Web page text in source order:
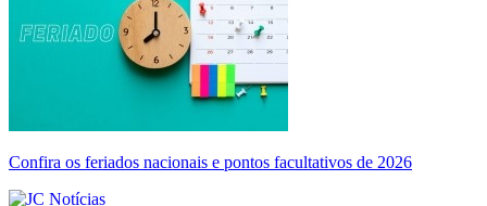
Confira os feriados nacionais e pontos facultativos de 2026